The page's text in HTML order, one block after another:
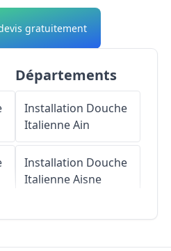
gratuitement
Départements
Installation Douche
ItalienneAin
Installation Douche
ItalienneAisne
Installation Douche